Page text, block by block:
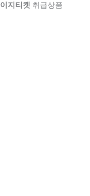
이지티켓 취급상품